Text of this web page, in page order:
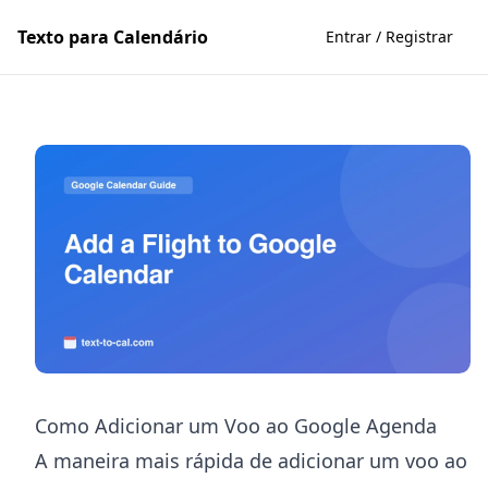
Texto para Calendário Entrar / Registrar
Como Adicionar um Voo ao Google Agenda
A maneira mais rápida de adicionar um voo ao